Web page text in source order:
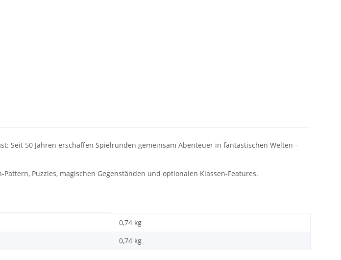
Seit 50 Jahren erschaffen Spielrunden gemeinsam Abenteuer in fantastischen Welten –
Puzzles, magischen Gegenständen und optionalen Klassen-Features.
0,74 kg
0,74 kg